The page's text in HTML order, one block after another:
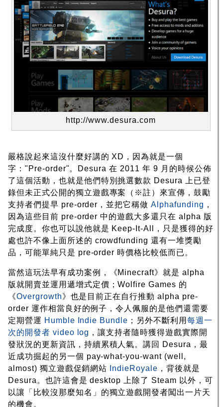
http://www.desura.com
嚴格說起來這沒什麼好講的 XD，因為就是一個
字："Pre-order"。Desura 在 2011 年 9 月的時候公佈
了這個活動，也就是他們特別挑選數款 Desura 上已登
錄但未正式公開的獨立遊戲專案（※註）來宣傳，鼓勵
支持者們提早 pre-order，並把它稱做Alphafunding ，
因為這些目前 pre-order 中的遊戲大多還只在 alpha 版
完成度。你也可以說他就是 Keep-It-All，只是獲得的好
處也許不像上面所述的 crowdfunding 還有一堆獎勵
品，可能單純只是 pre-order 時價格比較低而已。
當然這玩法早有成功案例，《Minecraft》就是 alpha
版就開賣並運用遞增式定價；Wolfire Games 的
《Overgrowth》也是目前正在自行推動 alpha pre-
order 運作相當良好的例子，令人佩服的是他們還需要
定期營運 Humble Indie Bundle ；另外不斷利用 每週一
次的開發者 video log ，讓支持者隨時獲得遊戲實際開
發狀況的更新資訊，持續累積人氣。講回 Desura，最
近成功掘起的另一個 pay-what-you-want (well,
almost) 獨立遊戲促銷網站
IndieRoyale ，背後就是
Desura。也許這會是 desktop 上除了 Steam 以外，可
以讓「比較沒那麼知名」的獨立遊戲開發者闖出一片天
的機會。